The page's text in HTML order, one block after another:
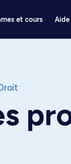
et cours